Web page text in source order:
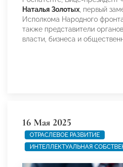
Наталья Золотых , первый
Исполкома Народного
также представители
власти, бизнеса и
16 Мая 2025
ОТРАСЛЕВОЕ РАЗВИТИЕ
ИНТЕЛЛЕКТУАЛЬНАЯ